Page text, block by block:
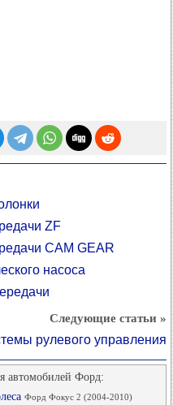
ZF
CAM GEAR
насоса
Следующие статьи »
рулевого управления
автомобилей Форд:
Форд Фокус 2 (2004-2010)